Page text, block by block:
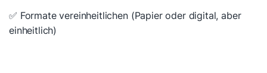
✅ Formate vereinheitlichen (Papier oder digital, aber
einheitlich)